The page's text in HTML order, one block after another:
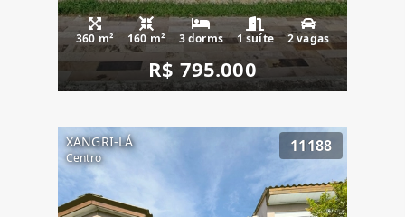
360 m² 160 m² 3 dorms 1 suíte 2 vagas
R$ 795.000
XANGRI-LÁ
Centro
11188